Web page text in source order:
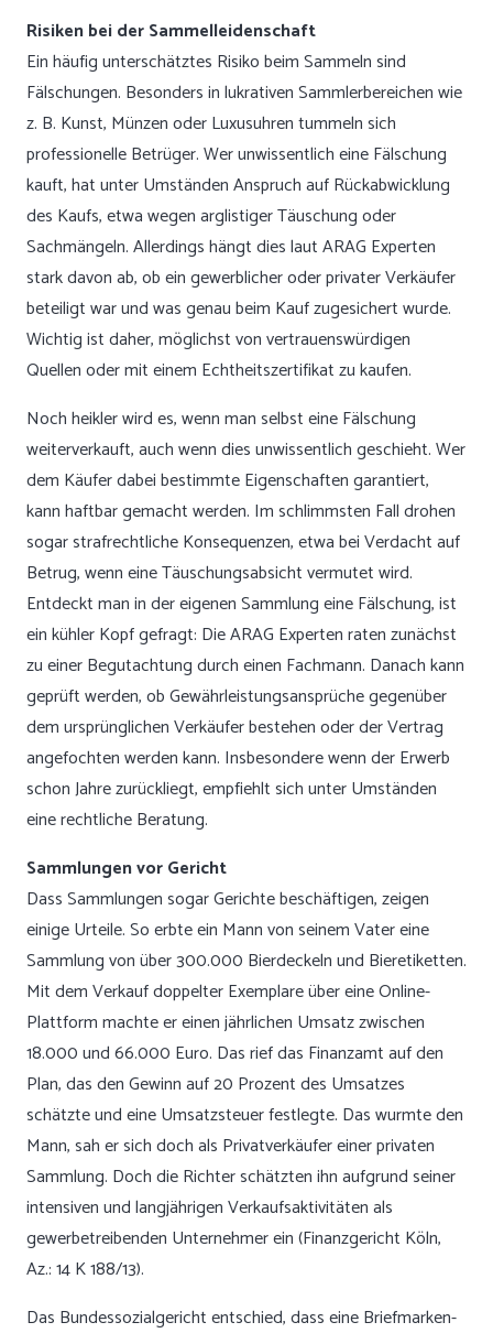
Risiken bei der Sammelleidenschaft
Ein häufig unterschätztes Risiko beim Sammeln sind
Fälschungen. Besonders in lukrativen Sammlerbereichen wie
z. B. Kunst, Münzen oder Luxusuhren tummeln sich
professionelle Betrüger. Wer unwissentlich eine Fälschung
kauft, hat unter Umständen Anspruch auf Rückabwicklung
des Kaufs, etwa wegen arglistiger Täuschung oder
Sachmängeln. Allerdings hängt dies laut ARAG Experten
stark davon ab, ob ein gewerblicher oder privater Verkäufer
beteiligt war und was genau beim Kauf zugesichert wurde.
Wichtig ist daher, möglichst von vertrauenswürdigen
Quellen oder mit einem Echtheitszertifikat zu kaufen.
Noch heikler wird es, wenn man selbst eine Fälschung
weiterverkauft, auch wenn dies unwissentlich geschieht. Wer
dem Käufer dabei bestimmte Eigenschaften garantiert,
kann haftbar gemacht werden. Im schlimmsten Fall drohen
sogar strafrechtliche Konsequenzen, etwa bei Verdacht auf
Betrug, wenn eine Täuschungsabsicht vermutet wird.
Entdeckt man in der eigenen Sammlung eine Fälschung, ist
ein kühler Kopf gefragt: Die ARAG Experten raten zunächst
zu einer Begutachtung durch einen Fachmann. Danach kann
geprüft werden, ob Gewährleistungsansprüche gegenüber
dem ursprünglichen Verkäufer bestehen oder der Vertrag
angefochten werden kann. Insbesondere wenn der Erwerb
schon Jahre zurückliegt, empfiehlt sich unter Umständen
eine rechtliche Beratung.
Sammlungen vor Gericht
Dass Sammlungen sogar Gerichte beschäftigen, zeigen
einige Urteile. So erbte ein Mann von seinem Vater eine
Sammlung von über 300.000 Bierdeckeln und Bieretiketten.
Mit dem Verkauf doppelter Exemplare über eine Online-
Plattform machte er einen jährlichen Umsatz zwischen
18.000 und 66.000 Euro. Das rief das Finanzamt auf den
Plan, das den Gewinn auf 20 Prozent des Umsatzes
schätzte und eine Umsatzsteuer festlegte. Das wurmte den
Mann, sah er sich doch als Privatverkäufer einer privaten
Sammlung. Doch die Richter schätzten ihn aufgrund seiner
intensiven und langjährigen Verkaufsaktivitäten als
gewerbetreibenden Unternehmer ein (Finanzgericht Köln,
Az.: 14 K 188/13).
Das Bundessozialgericht entschied, dass eine Briefmarken-